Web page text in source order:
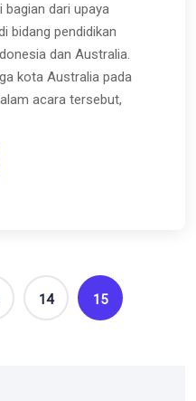
bagian dari upaya
bidang pendidikan
dan Australia.
kota Australia pada
acara tersebut,
14 15